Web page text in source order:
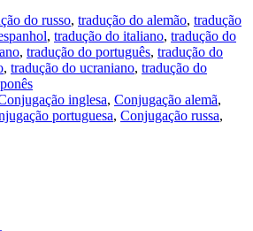
e guia de conversação,
traduções favoritas.